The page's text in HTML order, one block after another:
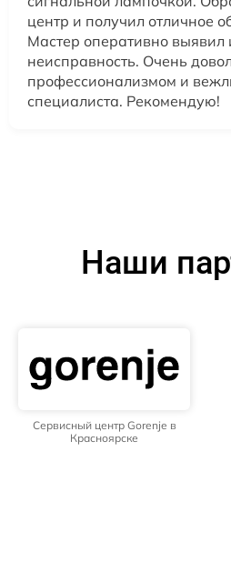
центр и получил отличное
Мастер оперативно выявил
неисправность. Очень
профессионализмом и
специалиста. Рекомендую!
Наши
Сервисный центр Gorenje в
Красноярске